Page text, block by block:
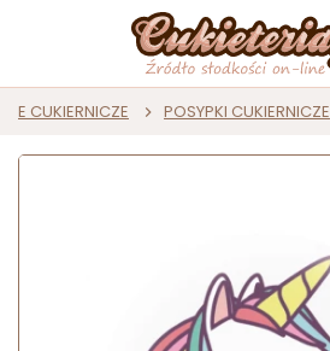
CUKIERNICZE POSYPKI CUKIERNICZE